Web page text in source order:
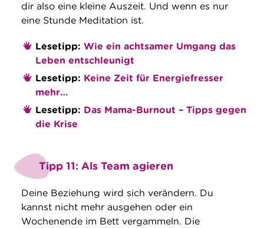
dir also eine kleine Auszeit. Und wenn es nur
eine Stunde Meditation ist.
Lesetipp: Wie ein achtsamer Umgang das
Leben entschleunigt
Lesetipp: Keine Zeit für Energiefresser
mehr…
Lesetipp: Das Mama-Burnout – Tipps gegen
die Krise
Tipp 11: Als Team agieren
Deine Beziehung wird sich verändern. Du
kannst nicht mehr ausgehen oder ein
Wochenende im Bett vergammeln. Die